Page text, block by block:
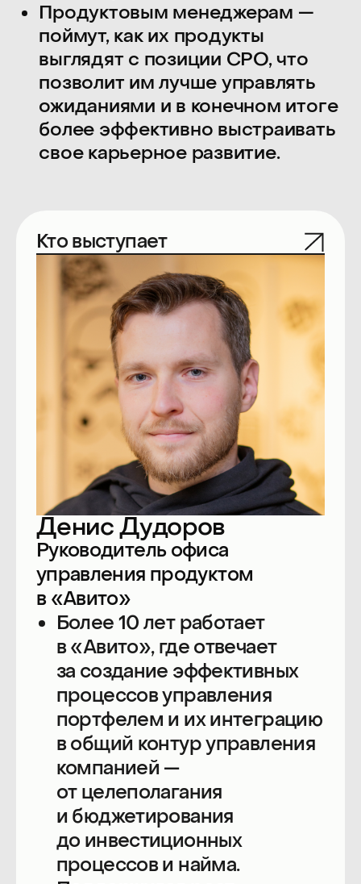
Более 10 лет работает
в «Авито», где отвечает
за создание эффективных
процессов управления
портфелем и их интеграцию
в общий контур управления
компанией —
от целеполагания
и бюджетирования
компании
с 300 сотрудников
в 2015 году до более чем
12 тысяч человек сейчас.
Обладает большим опытом
в организационных
трансформациях
и построении бизнес-
процессов. До текущей
роли в течение 7 лет
руководил командой
организационного развития.
Станьте частью
активного сообщества
профессионалов
Телеграм-каналЧеловеко-
ориентированный
Блог
команды
Подкастmake sense
Телеграм-каналProductSense
Телеграм-каналПродуктовое
мышление
Расписание
Спикеры
Партнеры